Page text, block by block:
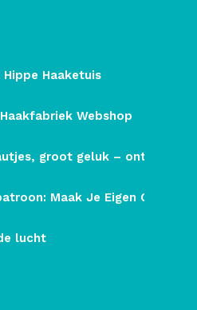
Hippe Haaketuis
Webshop
groot geluk – ontdek de
Maak Je Eigen Gave
lucht